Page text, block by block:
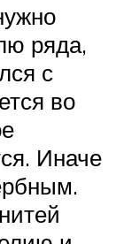
ряда,
с
во
Иначе